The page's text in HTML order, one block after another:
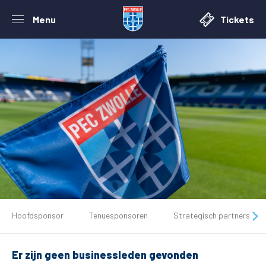
Menu Tickets
Tickets
Matchdays
Hoofdsponsor Tenuesponsoren Strategisch partners
Er zijn geen businessleden gevonden